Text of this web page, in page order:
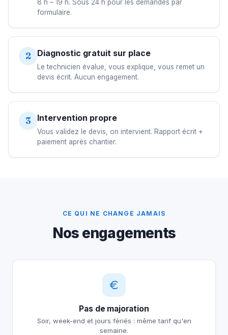
8 h – 19 h. Sous 24 h pour les demandes par
formulaire.
2 Diagnostic gratuit sur place
Le technicien évalue, vous explique, vous remet un
devis écrit. Aucun engagement.
3 Intervention propre
Vous validez le devis, on intervient. Rapport écrit +
paiement après chantier.
CE QUI NE CHANGE JAMAIS
Nos engagements
Pas de majoration
Soir, week-end et jours fériés : même tarif qu'en
semaine.